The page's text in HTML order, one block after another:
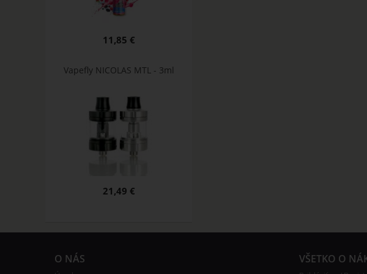
11,85 €
Vapefly NICOLAS MTL - 3ml
21,49 €
O NÁS VŠETKO O